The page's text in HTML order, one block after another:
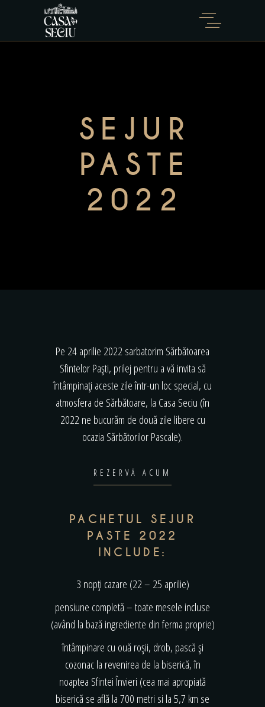
SEJUR
PASTE
2022
Pe 24 aprilie 2022 sarbatorim Sărbătoarea
Sfintelor Paști, prilej pentru a vă invita să
întâmpinați aceste zile într-un loc special, cu
atmosfera de Sărbătoare, la Casa Seciu (în
2022 ne bucurăm de două zile libere cu
ocazia Sărbătorilor Pascale).
REZERVĂ ACUM
PACHETUL SEJUR
PASTE 2022
INCLUDE:
3 nopți cazare (22 – 25 aprilie)
pensiune completă – toate mesele incluse
(având la bază ingrediente din ferma proprie)
întâmpinare cu ouă roșii, drob, pască și
cozonac la revenirea de la biserică, în
noaptea Sfintei Învieri (cea mai apropiată
biserică se află la 700 metri si la 5,7 km se